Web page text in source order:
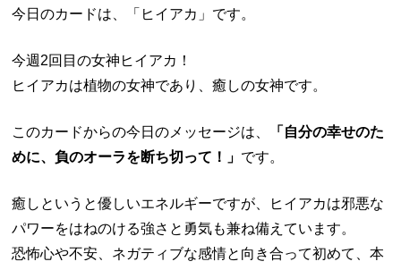
今日のカードは、「ヒイアカ」です。
今週2回目の女神ヒイアカ！
ヒイアカは植物の女神であり、癒しの女神です。
このカードからの今日のメッセージは、
「自分の幸せのた
めに、負のオーラを断ち切って！」 です。
癒しというと優しいエネルギーですが、ヒイアカは邪悪な
パワーをはねのける強さと勇気も兼ね備えています。
恐怖心や不安、ネガティブな感情と向き合って初めて、本